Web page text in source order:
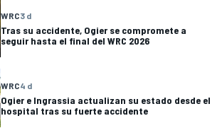
WRC3 d
Tras su accidente, Ogier se compromete a
seguir hasta el final del WRC 2026
WRC4 d
Ogier e Ingrassia actualizan su estado desde el
hospital tras su fuerte accidente